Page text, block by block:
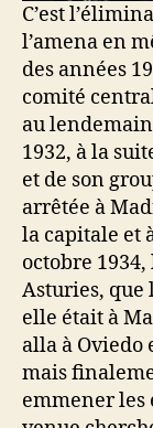
C’est
l’amena en
des années
comité
au
1932, à la
et de son
arrêtée à
la capitale et
octobre
Asturies, que
elle était à
alla à Oviedo
mais
emmener les